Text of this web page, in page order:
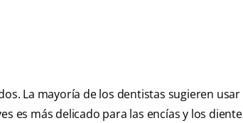
La mayoría de los dentistas sugieren
es más delicado para las encías y los